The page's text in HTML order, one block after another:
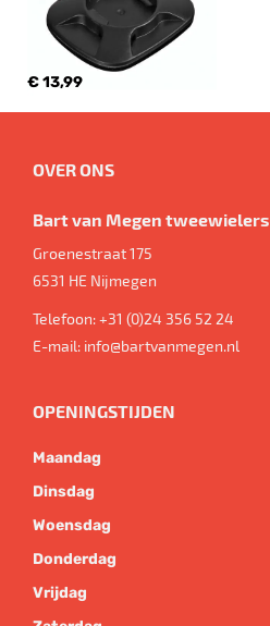
€ 13,99
OVER ONS
Bart van Megen tweewielers
Groenestraat 175
6531 HE Nijmegen
Telefoon:+31 (0)24 356 52 24
E-mail: info@bartvanmegen.nl
OPENINGSTIJDEN
Maandag
Dinsdag
Woensdag
Donderdag
Vrijdag